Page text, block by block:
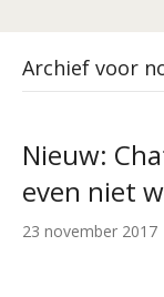
Archief voor
Nieuw:
even niet
23 november 2017